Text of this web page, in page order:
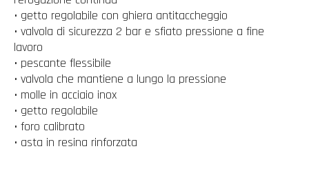
• getto regolabile con ghiera antitaccheggio
• valvola di sicurezza 2 bar e sfiato pressione a fine
lavoro
• pescante flessibile
• valvola che mantiene a lungo la pressione
• molle in acciaio inox
• getto regolabile
• foro calibrato
• asta in resina rinforzata